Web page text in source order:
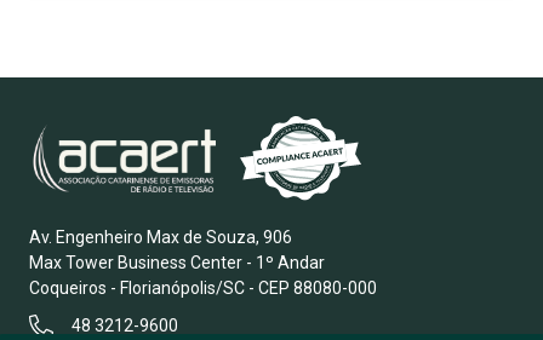
Av. Engenheiro Max de Souza, 906
Max Tower Business Center - 1º Andar
Coqueiros - Florianópolis/SC - CEP 88080-000
48 3212-9600